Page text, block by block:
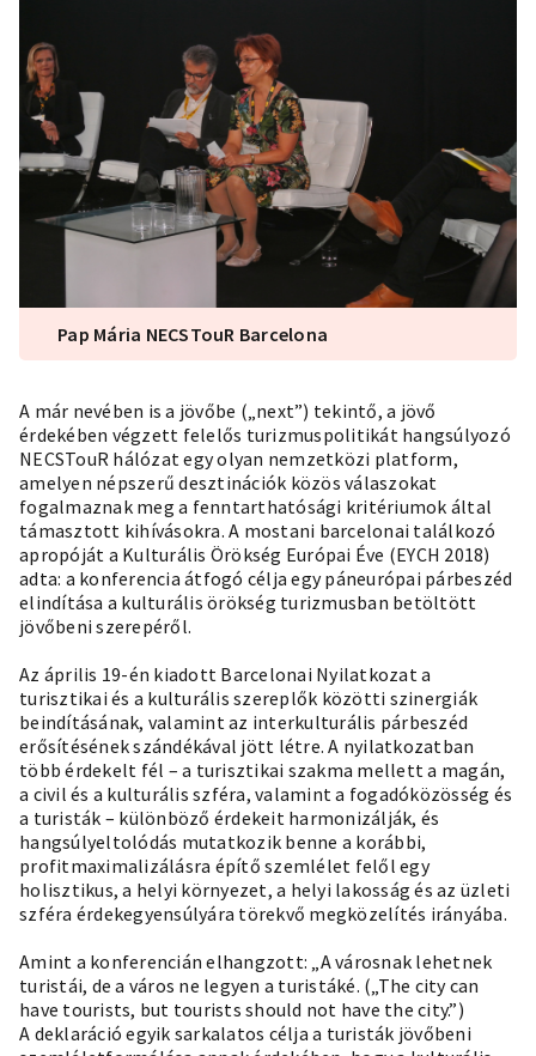
Pap Mária NECSTouR Barcelona
A már nevében is a jövőbe („next”) tekintő, a jövő
érdekében végzett felelős turizmuspolitikát hangsúlyozó
NECSTouR hálózat egy olyan nemzetközi platform,
amelyen népszerű desztinációk közös válaszokat
fogalmaznak meg a fenntarthatósági kritériumok által
támasztott kihívásokra. A mostani barcelonai találkozó
apropóját a Kulturális Örökség Európai Éve (EYCH 2018)
adta: a konferencia átfogó célja egy páneurópai párbeszéd
elindítása a kulturális örökség turizmusban betöltött
jövőbeni szerepéről.
Az április 19-én kiadott Barcelonai Nyilatkozat a
turisztikai és a kulturális szereplők közötti szinergiák
beindításának, valamint az interkulturális párbeszéd
erősítésének szándékával jött létre. A nyilatkozatban
több érdekelt fél – a turisztikai szakma mellett a magán,
a civil és a kulturális szféra, valamint a fogadóközösség és
a turisták – különböző érdekeit harmonizálják, és
hangsúlyeltolódás mutatkozik benne a korábbi,
profitmaximalizálásra építő szemlélet felől egy
holisztikus, a helyi környezet, a helyi lakosság és az üzleti
szféra érdekegyensúlyára törekvő megközelítés irányába.
Amint a konferencián elhangzott: „A városnak lehetnek
turistái, de a város ne legyen a turistáké. („The city can
have tourists, but tourists should not have the city.”)
A deklaráció egyik sarkalatos célja a turisták jövőbeni